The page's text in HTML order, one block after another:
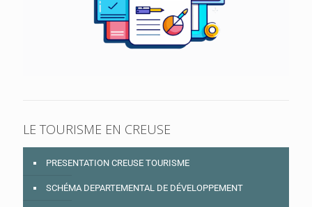
LE TOURISME EN CREUSE
PRESENTATION CREUSE TOURISME
SCHÉMA DEPARTEMENTAL DE DÉVELOPPEMENT